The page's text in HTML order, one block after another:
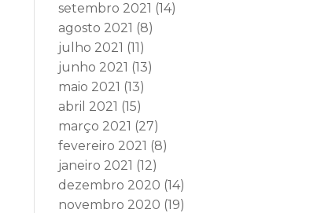
setembro 2021 (14)
agosto 2021 (8)
julho 2021 (11)
junho 2021 (13)
maio 2021 (13)
abril 2021 (15)
março 2021 (27)
fevereiro 2021 (8)
janeiro 2021 (12)
dezembro 2020 (14)
novembro 2020 (19)